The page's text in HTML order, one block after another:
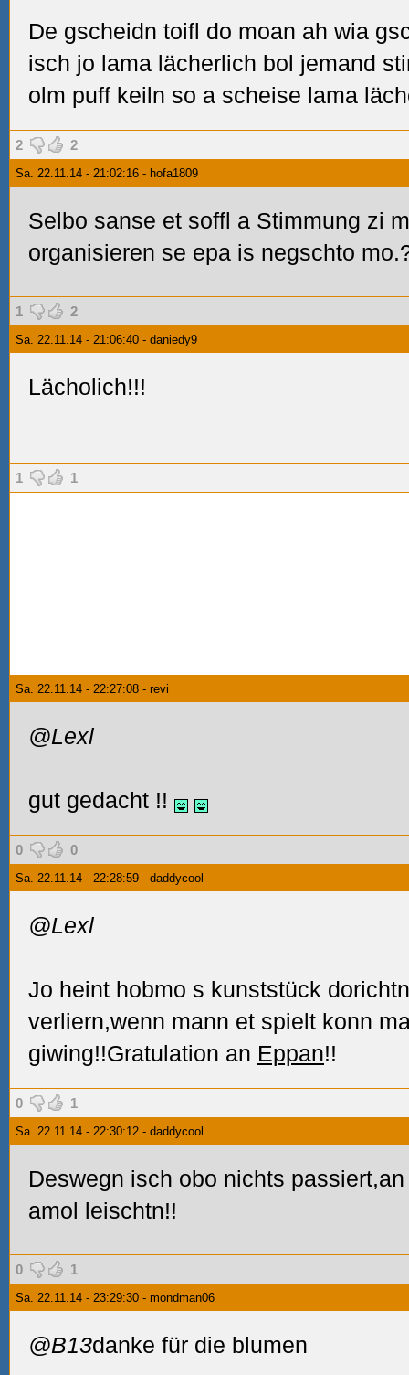
De gscheidn toifl do moan ah wia
isch jo lama lächerlich bol jemand
olm puff keiln so a scheise lama
2 2
Sa. 22.11.14 - 21:02:16 - hofa1809
Selbo sanse et soffl a Stimmung zi
organisieren se epa is negschto
1 2
Sa. 22.11.14 - 21:06:40 - daniedy9
Lächolich!!!
1 1
Sa. 22.11.14 - 22:27:08 - revi
@Lexl
gut gedacht !!
0 0
Sa. 22.11.14 - 22:28:59 - daddycool
@Lexl
Jo heint hobmo s kunststück
verliern,wenn mann et spielt konn
giwing!!Gratulation an Eppan!!
0 1
Sa. 22.11.14 - 22:30:12 - daddycool
Deswegn isch obo nichts
amol leischtn!!
0 1
Sa. 22.11.14 - 23:29:30 - mondman06
@B13danke für die blumen